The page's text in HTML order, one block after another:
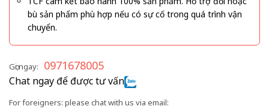
bù sản phẩm phù hợp nếu có sự cố trong quá trình vận
chuyển.
Gọi ngay: 0971678005
Chat ngay để được tư vấn
For foreigners: please chat with us via email: